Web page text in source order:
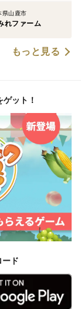
県山鹿市
れファーム
もっと見る
ット！
ド